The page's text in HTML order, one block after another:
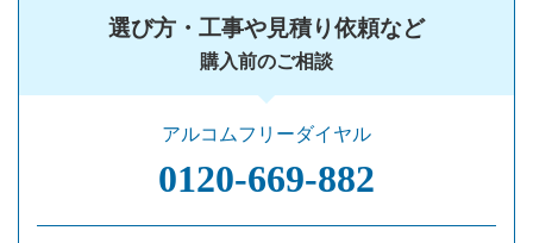
選び方・工事や見積り依頼など
購入前のご相談
アルコムフリーダイヤル
0120‐669‐882